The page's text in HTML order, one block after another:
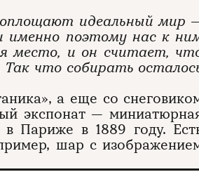
идеальный мир
именно поэтому нас к
место, и он считает,
что собирать
а еще со
экспонат —
в Париже в 1889 году.
шар с